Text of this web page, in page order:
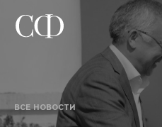
ВСЕ НОВОСТИ